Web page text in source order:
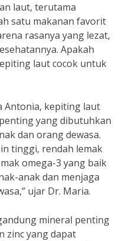
laut, terutama
satu makanan favorit
rasanya yang lezat,
Apakah
laut cocok untuk
Antonia, kepiting laut
yang dibutuhkan
dan orang dewasa.
tinggi, rendah lemak
omega-3 yang baik
anak dan menjaga
ujar Dr. Maria.
mineral penting
zinc yang dapat